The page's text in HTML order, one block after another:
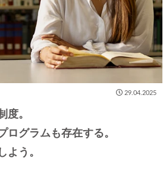
29.04.2025
度。
ログラムも存在する。
よう。